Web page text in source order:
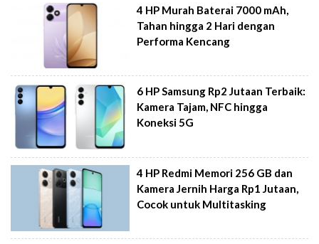
4 HP Murah Baterai 7000 mAh,
Tahan hingga 2 Hari dengan
Performa Kencang
6 HP Samsung Rp2 Jutaan Terbaik:
Kamera Tajam, NFC hingga
Koneksi 5G
4 HP Redmi Memori 256 GB dan
Kamera Jernih Harga Rp1 Jutaan,
Cocok untuk Multitasking